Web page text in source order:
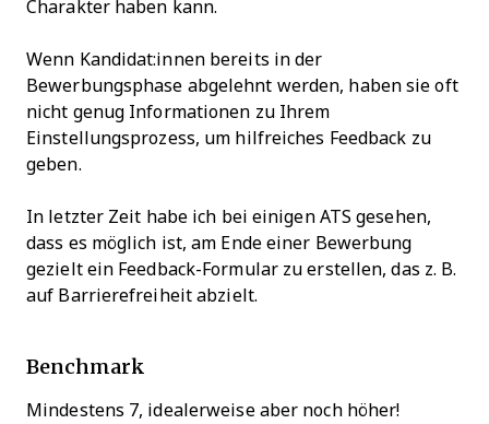
Charakter haben kann.
Wenn Kandidat:innen bereits in der
Bewerbungsphase abgelehnt werden, haben sie oft
nicht genug Informationen zu Ihrem
Einstellungsprozess, um hilfreiches Feedback zu
geben.
In letzter Zeit habe ich bei einigen ATS gesehen,
dass es möglich ist, am Ende einer Bewerbung
gezielt ein Feedback-Formular zu erstellen, das z. B.
auf Barrierefreiheit abzielt.
Benchmark
Mindestens 7, idealerweise aber noch höher!